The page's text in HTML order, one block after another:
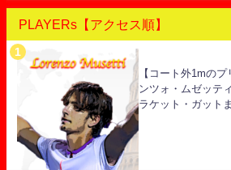
PLAYERs【アクセス順】
【コート外1mの
ンツォ・ムゼッテ
ラケット・ガット